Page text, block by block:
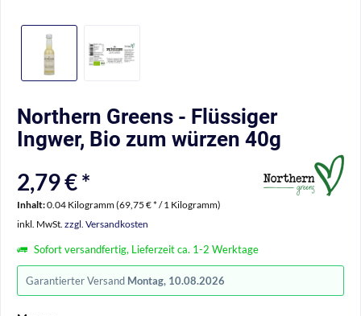
Northern Greens - Flüssiger
Ingwer, Bio zum würzen 40g
2,79 € *
Inhalt:0.04 Kilogramm (69,75 € * / 1 Kilogramm)
inkl. MwSt. zzgl. Versandkosten
Sofort versandfertig, Lieferzeit ca. 1-2 Werktage
Garantierter Versand Montag, 10.08.2026